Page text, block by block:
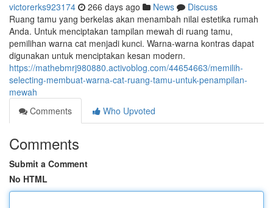
victorerks923174 266 days ago News
Discuss
Ruang tamu yang berkelas akan menambah nilai estetika rumah
Anda. Untuk menciptakan tampilan mewah di ruang tamu,
pemilihan warna cat menjadi kunci. Warna-warna kontras dapat
digunakan untuk menciptakan kesan modern.
https://mathebmrj980880.activoblog.com/44654663/memilih-
selecting-membuat-warna-cat-ruang-tamu-untuk-penampilan-
mewah
Comments
Who Upvoted
Comments
Submit a Comment
No HTML